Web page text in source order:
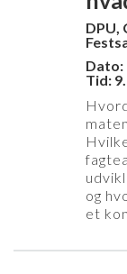
DPU,
Dato:
Tid:
og
et